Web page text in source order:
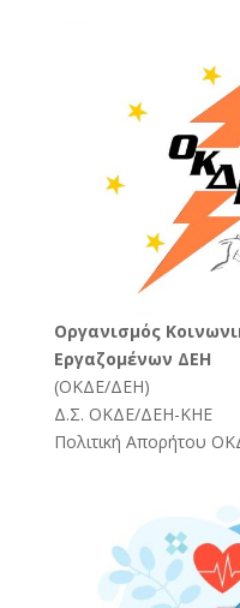
Oργανισμός
Εργαζομένων ΔΕΗ
(ΟΚΔΕ/ΔΕΗ)
Δ.Σ. ΟΚΔΕ/ΔΕΗ-ΚΗΕ
Πολιτική Απορήτου